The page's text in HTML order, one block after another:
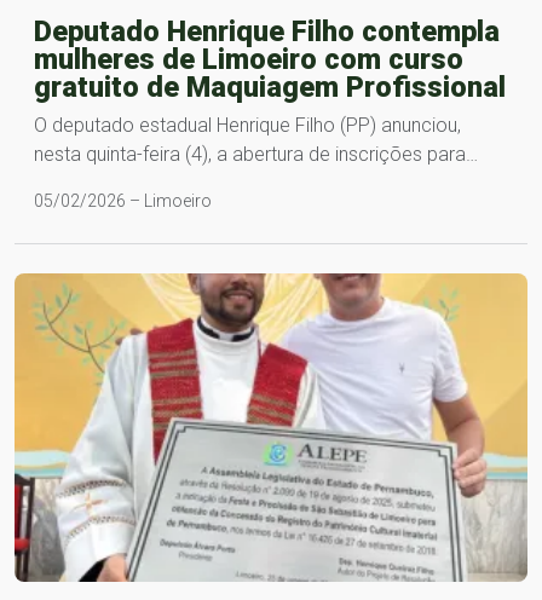
Deputado Henrique Filho contempla
mulheres de Limoeiro com curso
gratuito de Maquiagem Profissional
O deputado estadual Henrique Filho (PP) anunciou,
nesta quinta-feira (4), a abertura de inscrições para…
05/02/2026 – Limoeiro